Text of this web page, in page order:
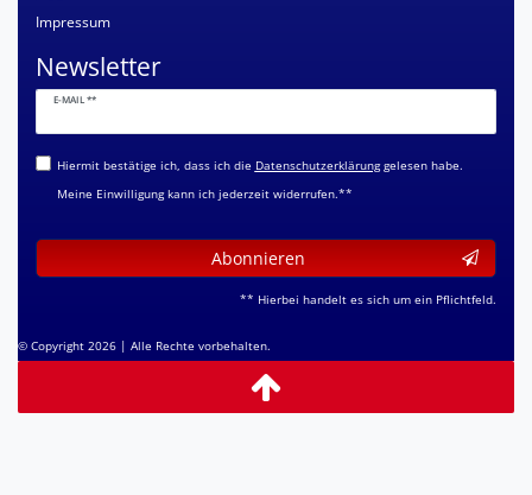
Impressum
Newsletter
E-MAIL **
Newsletter
Honig
Hiermit bestätige ich, dass ich die Daten­schutz­erklärunggelesen habe.
Meine Einwilligung kann ich jederzeit widerrufen.**
Abonnieren
** Hierbei handelt es sich um ein Pflichtfeld.
© Copyright 2026 | Alle Rechte vorbehalten.